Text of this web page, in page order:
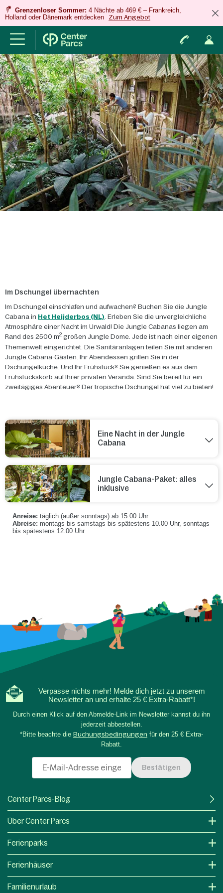
Grenzenloser Sommer: 4 Nächte ab 469 € – Frankreich,
Holland oder Dänemark entdecken
Zum Angebot
Im Dschungel übernachten
Im Dschungel einschlafen und aufwachen? Buchen Sie die Jungle
Cabana in Het Heijderbos (NL). Erleben Sie die unvergleichliche
Atmosphäre einer Nacht im Urwald! Die Jungle Cabanas liegen am
Rand des 2500 m2 großen Jungle Dome. Jede ist nach einer eigenen
Themenwelt eingerichtet. Die Sanitäranlagen teilen Sie mit anderen
Jungle Cabana-Gästen. Ihr Abendessen grillen Sie in der
Dschungelküche. Und Ihr Frühstück? Sie genießen es aus dem
Frühstückskorb auf Ihrer privaten Veranda. Sind Sie bereit für ein
zweitägiges Abenteuer? Der tropische Dschungel hat viel zu bieten!
Eine Nacht in der Jungle
Cabana
Jungle Cabana-Paket: alles
inklusive
Anreise: täglich (außer sonntags) ab 15.00 Uhr
Abreise: montags bis samstags bis spätestens 10.00 Uhr, sonntags
bis spätestens 12.00 Uhr
Verpasse nichts mehr! Melde dich jetzt zu unserem
Newsletter an und erhalte 25 € Extra-Rabatt*!
Durch einen Klick auf den Abmelde-Link im Newsletter kannst du ihn
jederzeit abbestellen.
*Bitte beachte die Buchungsbedingungen für den 25 € Extra-
Rabatt.
Bestätigen
Center Parcs-Blog
Über Center Parcs
Ferienparks
Ferienhäuser
Familienurlaub